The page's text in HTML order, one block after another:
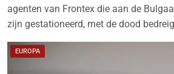
agenten van Frontex die aan de
zijn gestationeerd, met de dood
EUROPA